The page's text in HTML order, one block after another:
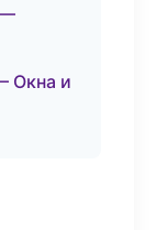
—
Окна и